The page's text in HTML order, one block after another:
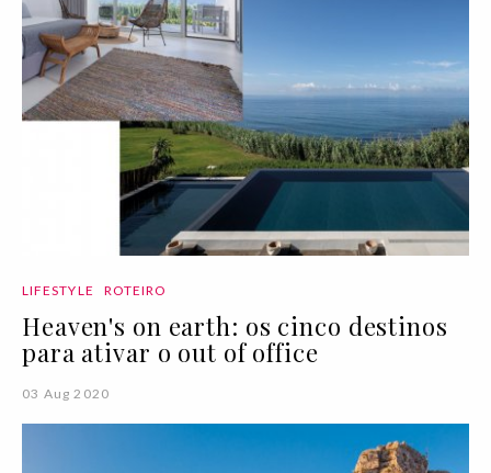
LIFESTYLE ROTEIRO
Heaven's on earth: os cinco destinos
para ativar o out of office
03 Aug 2020